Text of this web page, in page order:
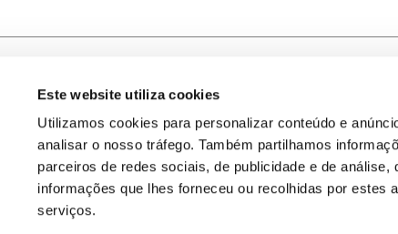
Este website utiliza cookies
Utilizamos cookies para personalizar conteúdo e
analisar o nosso tráfego. Também partilhamos
parceiros de redes sociais, de publicidade e de análise,
informações que lhes forneceu ou recolhidas por estes
serviços.
Contacte-nos
Quem Somos